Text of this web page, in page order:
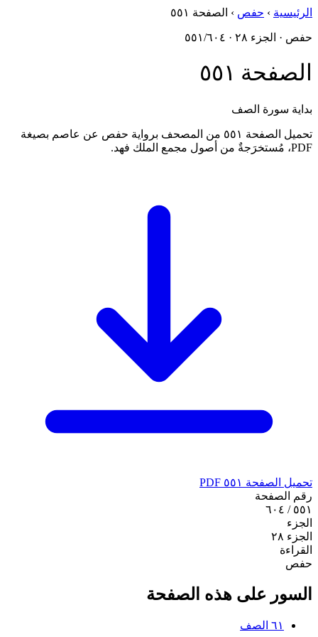
الرئيسية › حفص › الصفحة ٥٥١
حفص · الجزء ٢٨ · ٥٥١/٦٠٤
الصفحة ٥٥١
بداية سورة الصف
تحميل الصفحة ٥٥١ من المصحف برواية حفص عن عاصم بصيغة
PDF، مُستخرَجةٌ من أصول مجمع الملك فهد.
تحميل الصفحة ٥٥١ PDF
رقم الصفحة
٥٥١ / ٦٠٤
الجزء
الجزء ٢٨
القراءة
حفص
السور على هذه الصفحة
٦١ الصف